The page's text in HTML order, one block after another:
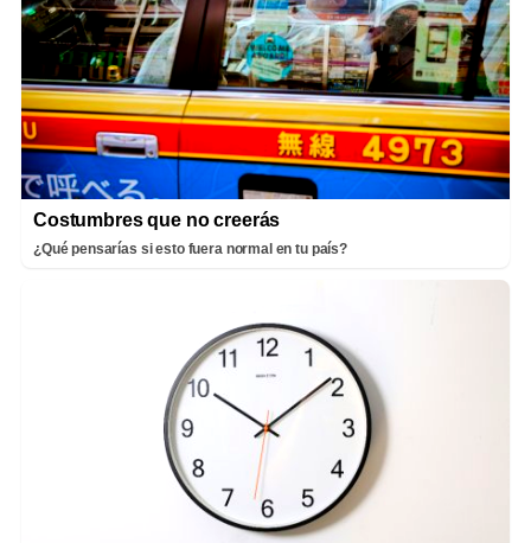
Costumbres que no creerás
¿Qué pensarías si esto fuera normal en tu país?